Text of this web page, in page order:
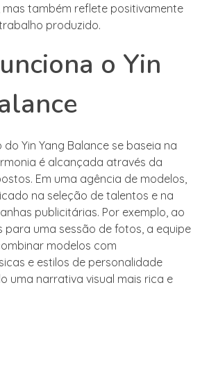
mas também reflete positivamente
produzido.
o Yin
Yin Yang Balance se baseia na
é alcançada através da
Em uma agência de modelos,
na seleção de talentos e na
publicitárias. Por exemplo, ao
para uma sessão de fotos, a equipe
modelos com
e estilos de personalidade
uma narrativa visual mais rica e